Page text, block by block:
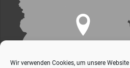
Wir verwenden Cookies, um unsere